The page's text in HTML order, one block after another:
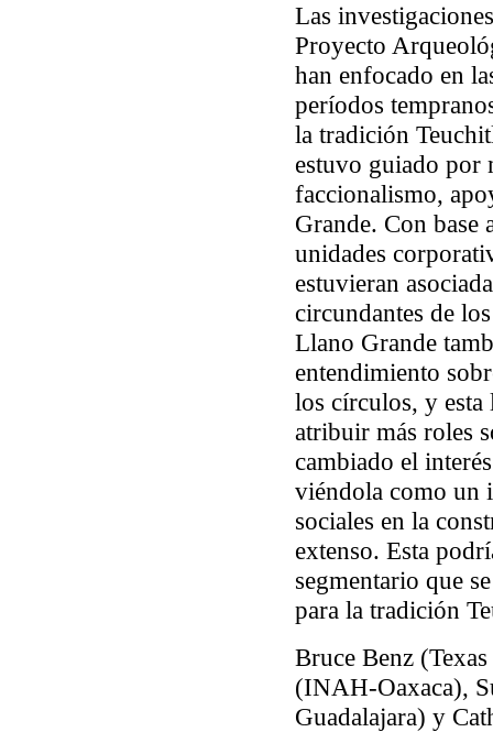
Las
Proyecto
han enfocado en
períodos
la tradición
estuvo guiado por
faccionalismo,
Grande. Con base
unidades
estuvieran
circundantes de
Llano Grande
entendimiento
los círculos, y esta
atribuir más roles
cambiado el
viéndola como un
sociales en la
extenso. Esta
segmentario que
para la tradición
Bruce Benz
(INAH-Oaxaca),
Guadalajara) y